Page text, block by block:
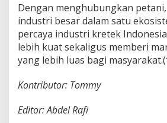
Dengan menghubungkan
industri besar dalam satu
percaya industri kretek
lebih kuat sekaligus memberi
yang lebih luas bagi
Kontributor: Tommy
Editor: Abdel Rafi